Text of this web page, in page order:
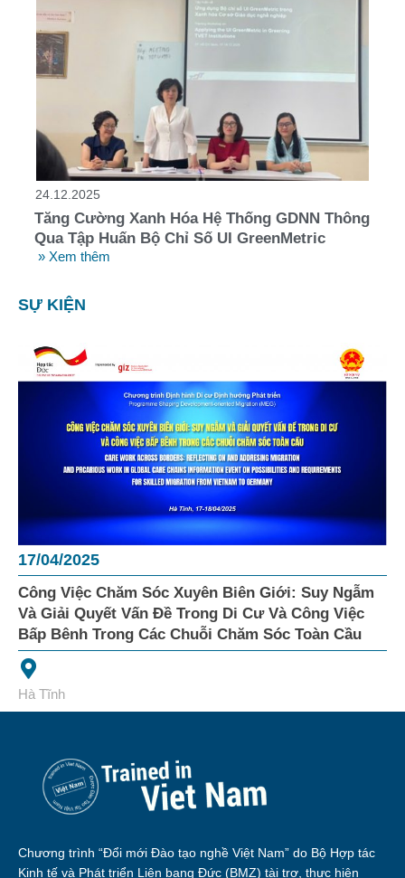
24.12.2025
Tăng Cường Xanh Hóa Hệ Thống GDNN Thông
Qua Tập Huấn Bộ Chỉ Số UI GreenMetric
» Xem thêm
SỰ KIỆN
17/04/2025
Công Việc Chăm Sóc Xuyên Biên Giới: Suy Ngẫm
Và Giải Quyết Vấn Đề Trong Di Cư Và Công Việc
Bấp Bênh Trong Các Chuỗi Chăm Sóc Toàn Cầu
Hà Tĩnh
Chương trình “Đổi mới Đào tạo nghề Việt Nam” do Bộ Hợp tác
Kinh tế và Phát triển Liên bang Đức (BMZ) tài trợ, thực hiện